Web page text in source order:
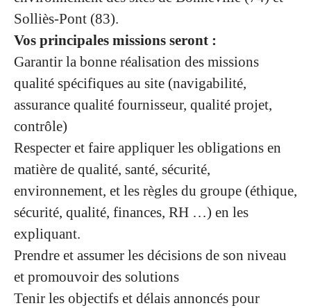
Solliès-Pont (83).
Vos principales missions seront :
Garantir la bonne réalisation des missions
qualité spécifiques au site (navigabilité,
assurance qualité fournisseur, qualité projet,
contrôle)
Respecter et faire appliquer les obligations en
matière de qualité, santé, sécurité,
environnement, et les règles du groupe (éthique,
sécurité, qualité, finances, RH …) en les
expliquant.
Prendre et assumer les décisions de son niveau
et promouvoir des solutions
Tenir les objectifs et délais annoncés pour